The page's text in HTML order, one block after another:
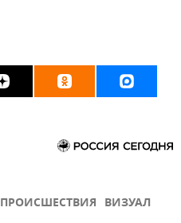
ПРОИСШЕСТВИЯ ВИЗУАЛ